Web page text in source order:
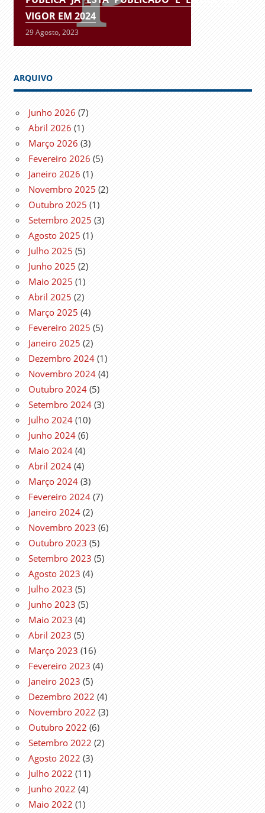
VIGOR EM 2024
29 Agosto, 2023
ARQUIVO
Junho 2026 (7)
Abril 2026 (1)
Março 2026 (3)
Fevereiro 2026 (5)
Janeiro 2026 (1)
Novembro 2025 (2)
Outubro 2025 (1)
Setembro 2025 (3)
Agosto 2025 (1)
Julho 2025 (5)
Junho 2025 (2)
Maio 2025 (1)
Abril 2025 (2)
Março 2025 (4)
Fevereiro 2025 (5)
Janeiro 2025 (2)
Dezembro 2024 (1)
Novembro 2024 (4)
Outubro 2024 (5)
Setembro 2024 (3)
Julho 2024 (10)
Junho 2024 (6)
Maio 2024 (4)
Abril 2024 (4)
Março 2024 (3)
Fevereiro 2024 (7)
Janeiro 2024 (2)
Novembro 2023 (6)
Outubro 2023 (5)
Setembro 2023 (5)
Agosto 2023 (4)
Julho 2023 (5)
Junho 2023 (5)
Maio 2023 (4)
Abril 2023 (5)
Março 2023 (16)
Fevereiro 2023 (4)
Janeiro 2023 (5)
Dezembro 2022 (4)
Novembro 2022 (3)
Outubro 2022 (6)
Setembro 2022 (2)
Agosto 2022 (3)
Julho 2022 (11)
Junho 2022 (4)
Maio 2022 (1)